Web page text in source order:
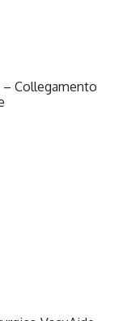
– Collegamento